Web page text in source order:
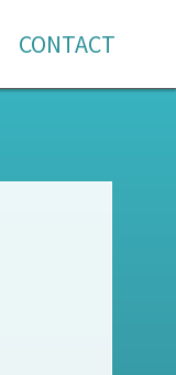
CONTACT